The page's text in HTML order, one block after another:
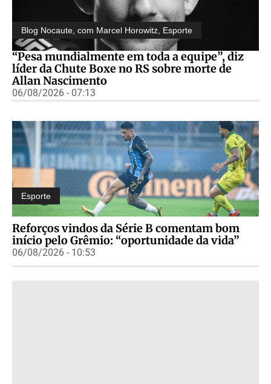
Blog Nocaute, com Marcel Horowitz Esporte
“Pesa mundialmente em toda a equipe”, diz
líder da Chute Boxe no RS sobre morte de
Allan Nascimento
06/08/2026 - 07:13
Esporte
Reforços vindos da Série B comentam bom
início pelo Grêmio: “oportunidade da vida”
06/08/2026 - 10:53